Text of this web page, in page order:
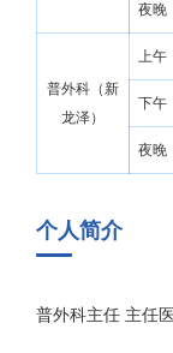
夜晚
普外科（新
龙泽）
上午
下午
夜晚
个人简介
普外科主任 主任